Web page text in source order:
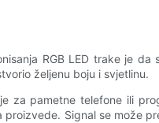
RGB LED trake je
željenu boju i svjetlinu.
za pametne telefone ili
Signal se može